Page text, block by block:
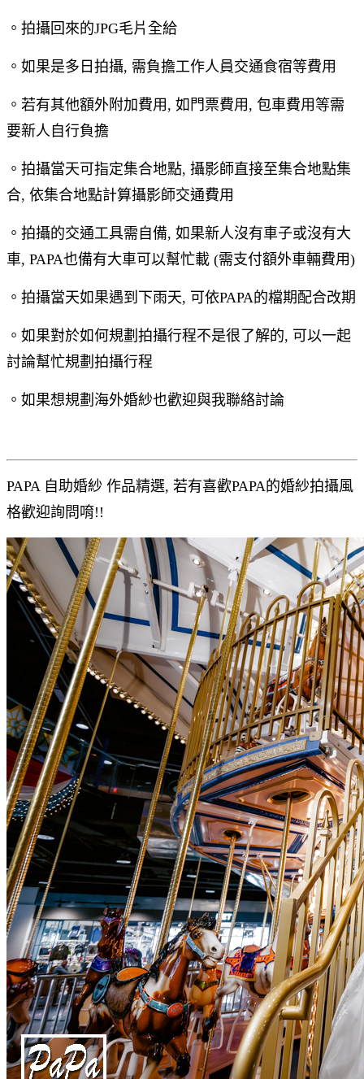
。拍攝回來的JPG毛片全給
。如果是多日拍攝, 需負擔工作人員交通食宿等費用
。若有其他額外附加費用, 如門票費用, 包車費用等需
要新人自行負擔
。拍攝當天可指定集合地點, 攝影師直接至集合地點集
合, 依集合地點計算攝影師交通費用
。拍攝的交通工具需自備, 如果新人沒有車子或沒有大
車, PAPA也備有大車可以幫忙載 (需支付額外車輛費用)
。拍攝當天如果遇到下雨天, 可依PAPA的檔期配合改期
。如果對於如何規劃拍攝行程不是很了解的, 可以一起
討論幫忙規劃拍攝行程
。如果想規劃海外婚紗也歡迎與我聯絡討論
PAPA 自助婚紗 作品精選, 若有喜歡PAPA的婚紗拍攝風
格歡迎詢問唷!!